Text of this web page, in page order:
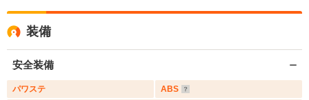
装備
安全装備
パワステ
ABS